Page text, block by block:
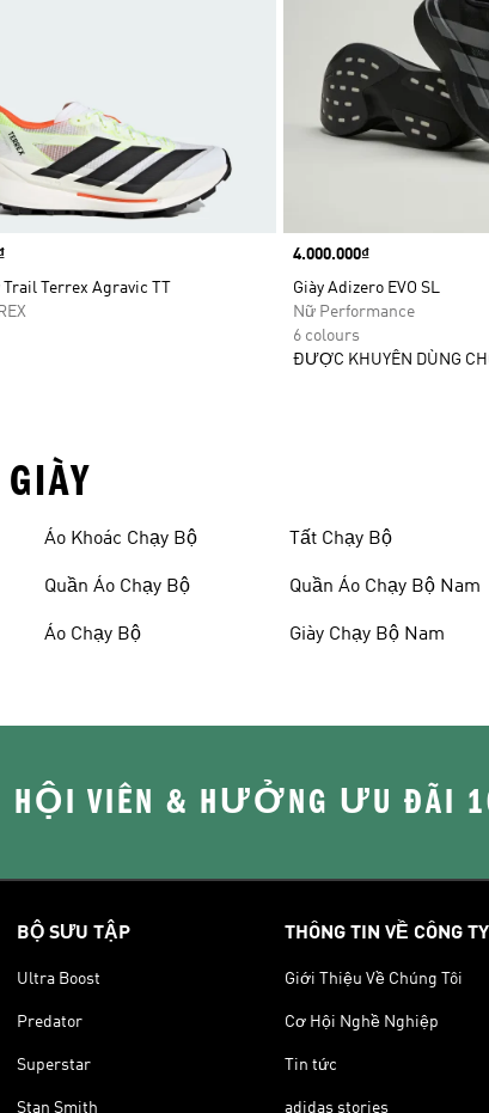
Trail Terrex Agravic TT
Price
4.000.000₫
Giày Adizero EVO SL
Nữ Performance
6 colours
ĐƯỢC KHUYÊN DÙNG
Áo Khoác Chạy Bộ
Quần Áo Chạy Bộ
Áo Chạy Bộ
Tất Chạy Bộ
Quần Áo Chạy Bộ Nam
Giày Chạy Bộ Nam
HỘI VIÊN & HƯỞNG ƯU ĐÃI
BỘ SƯU TẬP
Ultra Boost
Predator
Superstar
Stan Smith
THÔNG TIN VỀ CÔNG TY
Giới Thiệu Về Chúng Tôi
Cơ Hội Nghề Nghiệp
Tin tức
adidas stories